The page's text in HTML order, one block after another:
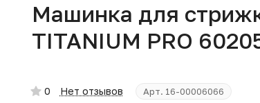
Машинка для
TITANIUM PRO
0 Нет отзывов Арт. 16-00006066